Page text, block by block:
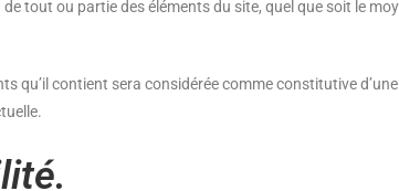
tout ou partie des éléments du site, quel que soit le
qu’il contient sera considérée comme constitutive